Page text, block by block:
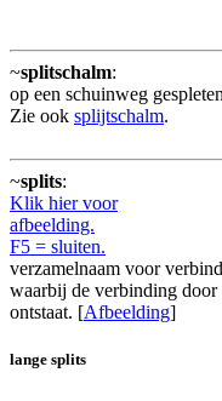
~splitschalm:
op een schuinweg
Zie ook splijtschalm.
~splits:
Klik hier voor
afbeelding.
F5 = sluiten.
verzamelnaam voor
waarbij de verbinding door
ontstaat. [Afbeelding]
lange splits